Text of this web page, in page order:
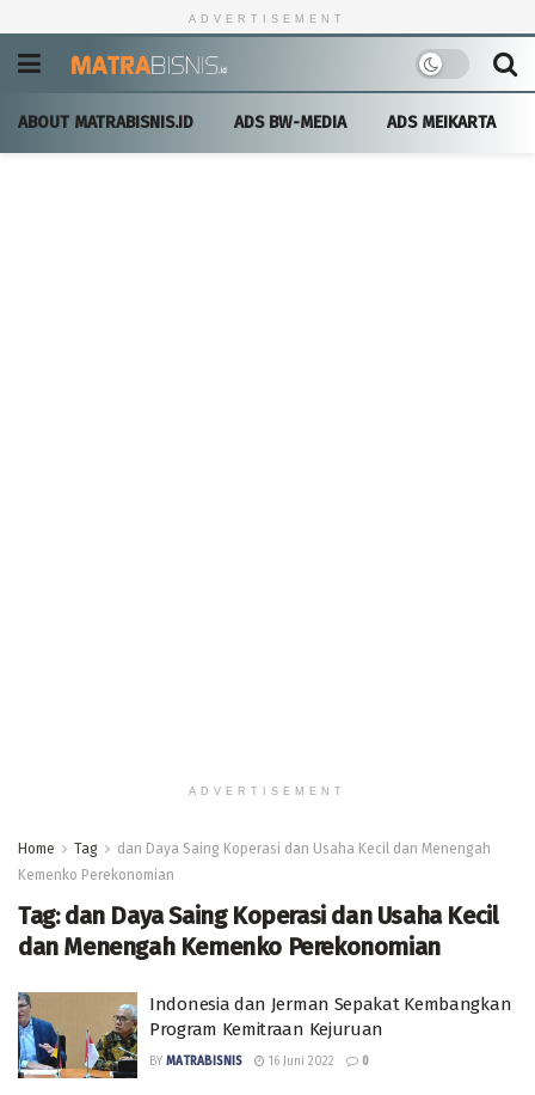
ADVERTISEMENT
ABOUT MATRABISNIS.ID ADS BW-MEDIA ADS MEIKARTA
ADVERTISEMENT
Home Tag
dan Daya Saing Koperasi dan Usaha Kecil dan Menengah
Kemenko Perekonomian
Tag:dan Daya Saing Koperasi dan Usaha Kecil
dan Menengah Kemenko Perekonomian
Indonesia dan Jerman Sepakat Kembangkan
Program Kemitraan Kejuruan
BY MATRABISNIS 16 Juni 2022 0